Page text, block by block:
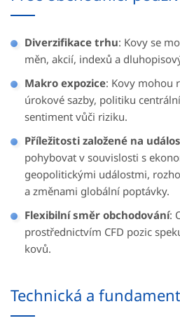
Diverzifikace trhu: Kovy se
měn, akcií, indexů a
Makro expozice: Kovy mohou
úrokové sazby, politiku
sentiment vůči riziku.
Příležitosti založené na
pohybovat v souvislosti s
geopolitickými událostmi,
a změnami globální poptávky.
Flexibilní směr obchodování:
prostřednictvím CFD pozic
kovů.
Technická a